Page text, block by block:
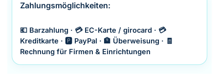
Zahlungsmöglichkeiten:
💶 Barzahlung · 💳 EC-Karte / girocard · 💳
Kreditkarte · 🅿️ PayPal · 🏦 Überweisung · 🧾
Rechnung für Firmen & Einrichtungen